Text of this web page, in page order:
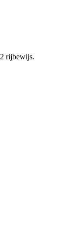
rijbewijs.